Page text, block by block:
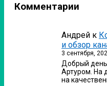
Комментарии
Андрей к
и обзор
3 сентября,
Добрый
Артуром. На
на